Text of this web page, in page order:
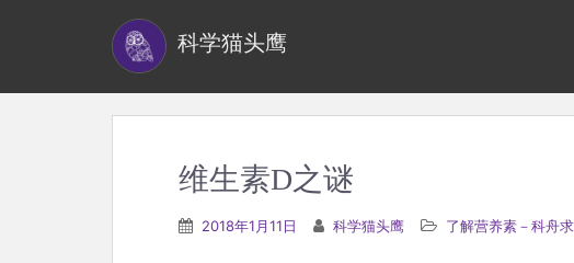
科学猫头鹰
维生素D之谜
2018年1月11日 科学猫头鹰 了解营养素－科舟